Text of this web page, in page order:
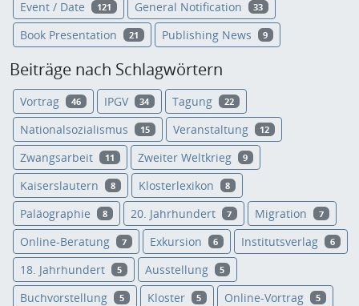
Event / Date 121 General Notification 33
Book Presentation 21 Publishing News 9
Beiträge nach Schlagwörtern
Vortrag 46 IPGV 34 Tagung 22
Nationalsozialismus 15 Veranstaltung 12
Zwangsarbeit 11 Zweiter Weltkrieg 9
Kaiserslautern 8 Klosterlexikon 8
Paläographie 8 20. Jahrhundert 7 Migration 7
Online-Beratung 7 Exkursion 6 Institutsverlag 6
18. Jahrhundert 5 Ausstellung 5
Buchvorstellung 5 Kloster 5 Online-Vortrag 5